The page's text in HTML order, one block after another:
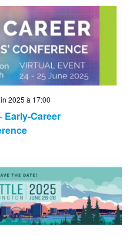
Early-Career
2025 à 17:00